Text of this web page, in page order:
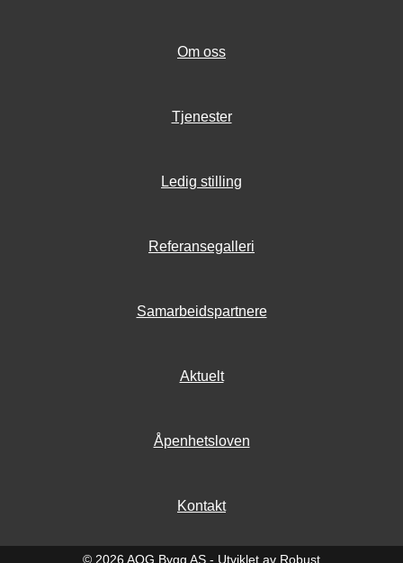
Om oss
Tjenester
Ledig stilling
Referansegalleri
Samarbeidspartnere
Aktuelt
Åpenhetsloven
Kontakt
© 2026 AOG Bygg AS - Utviklet av Robust